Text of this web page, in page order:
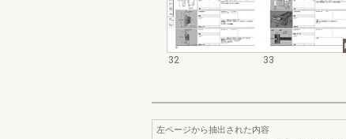
32 33
左ページから抽出された内容